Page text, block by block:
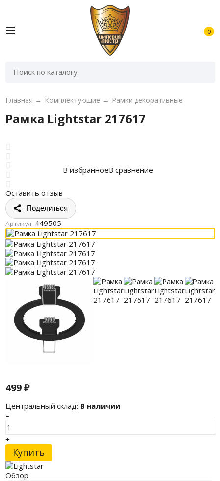
0
Главная → Комплектующие → Рамки декоративные
Рамка Lightstar 217617
Оставить отзыв
В избранноеВ сравнение
Поделиться
Артикул: 449505
499₽
Центральный склад: В наличии
–
+
Купить
Обзор